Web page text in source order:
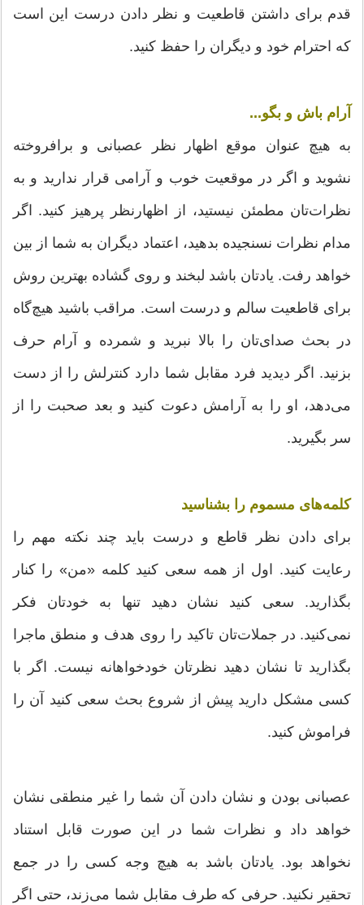
قدم برای داشتن قاطعیت و نظر دادن درست این است
که احترام خود و دیگران را حفظ کنید.
آرام باش و بگو...
به هیچ عنوان موقع اظهار نظر عصبانی و برافروخته
نشوید و اگر در موقعیت خوب و آرامی قرار ندارید و به
نظرات‌تان مطمئن نیستید، از اظهارنظر پرهیز کنید. اگر
مدام نظرات نسنجیده بدهید، اعتماد دیگران به شما از بین
خواهد رفت. یادتان باشد لبخند و روی گشاده بهترین روش
برای قاطعیت سالم و درست است. مراقب باشید هیچ‌گاه
در بحث صدای‌تان را بالا نبرید و شمرده و آرام حرف
بزنید. اگر دیدید فرد مقابل شما دارد کنترلش را از دست
می‌دهد، او را به آرامش دعوت کنید و بعد صحبت را از
سر بگیرید.
کلمه‌های مسموم را بشناسید
برای دادن نظر قاطع و درست باید چند نکته مهم را
رعایت کنید. اول از همه سعی کنید کلمه «من» را کنار
بگذارید. سعی کنید نشان دهید تنها به خودتان فکر
نمی‌کنید. در جملات‌تان تاکید را روی هدف و منطق ماجرا
بگذارید تا نشان دهید نظرتان خودخواهانه نیست. اگر با
کسی مشکل دارید پیش از شروع بحث سعی کنید آن را
فراموش کنید.
عصبانی بودن و نشان دادن آن شما را غیر منطقی نشان
خواهد داد و نظرات شما در این صورت قابل استناد
نخواهد بود. یادتان باشد به هیچ وجه کسی را در جمع
تحقیر نکنید. حرفی که طرف مقابل شما می‌زند، حتی اگر